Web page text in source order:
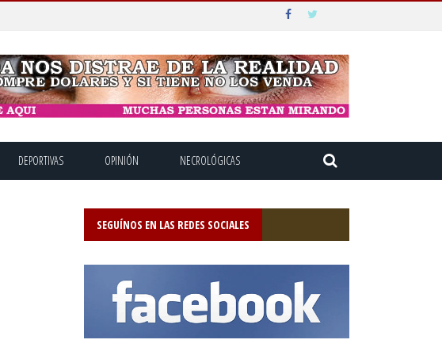
DEPORTIVAS OPINIÓN NECROLÓGICAS
SEGUÍNOS EN LAS REDES SOCIALES